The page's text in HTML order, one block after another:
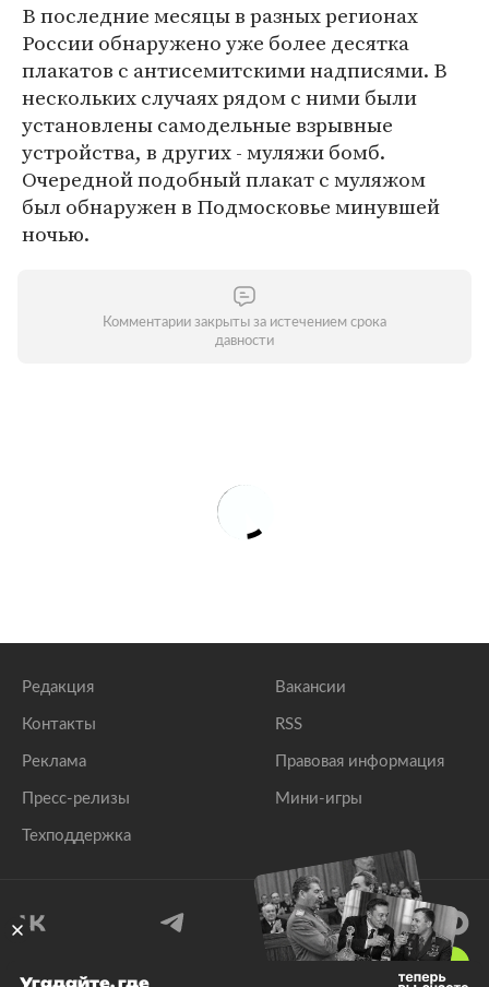
В последние месяцы в разных регионах
России обнаружено уже более десятка
плакатов с антисемитскими надписями. В
нескольких случаях рядом с ними были
установлены самодельные взрывные
устройства, в других - муляжи бомб.
Очередной подобный плакат с муляжом
был обнаружен в Подмосковье минувшей
ночью.
Комментарии закрыты за истечением срока
давности
Редакция
Контакты
Реклама
Пресс-релизы
Техподдержка
Вакансии
RSS
Правовая информация
Мини-игры
Угадайте, где